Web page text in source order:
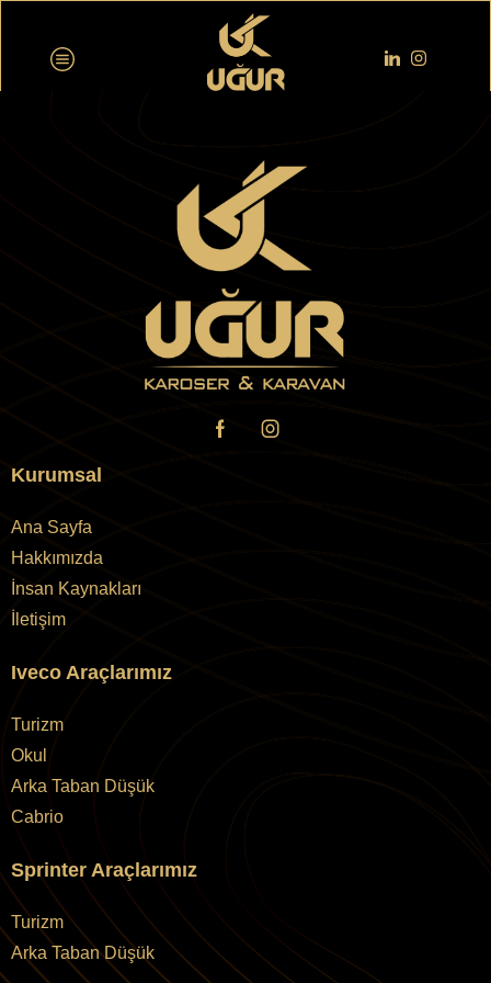
[profilepress-member-directory id=”1″]
Kurumsal
Ana Sayfa
Hakkımızda
İnsan Kaynakları
İletişim
Iveco Araçlarımız
Turizm
Okul
Arka Taban Düşük
Cabrio
Sprinter Araçlarımız
Turizm
Arka Taban Düşük